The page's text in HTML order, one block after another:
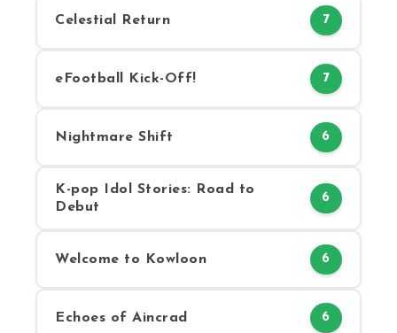
Celestial Return 7
eFootball Kick-Off! 7
Nightmare Shift 6
K-pop Idol Stories: Road to
Debut
6
Welcome to Kowloon 6
Echoes of Aincrad 6